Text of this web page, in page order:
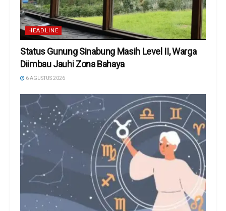
HEADLINE
Status Gunung Sinabung Masih Level II, Warga
Diimbau Jauhi Zona Bahaya
6 AGUSTUS 2026